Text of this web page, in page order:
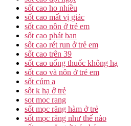
sốt cao ho nhiều
sốt cao mất vị giác
sốt cao nôn ở trẻ em
sốt cao phát ban
sốt cao rét run ở trẻ em
sốt cao trên 39
sốt cao uống thuốc không hạ
sốt cao và nôn ở trẻ em
sốt cúm a
sốt k hạ ở trẻ
sot moc rang
sốt mọc răng hàm ở trẻ
sốt mọc răng như thế nào